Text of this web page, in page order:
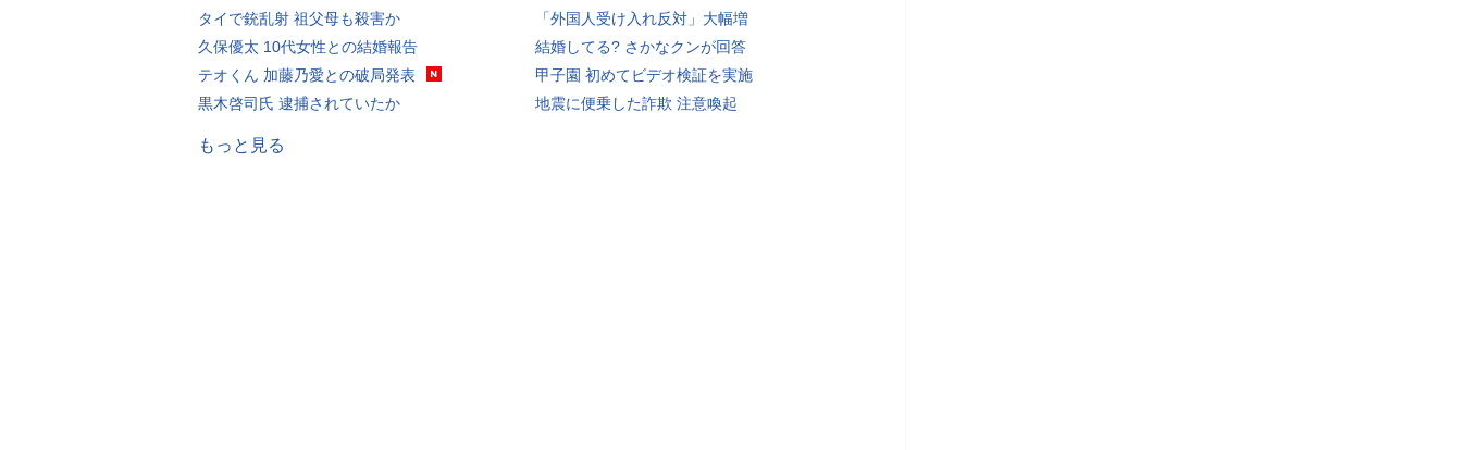
タイで銃乱射 祖父母も殺害か
久保優太 10代女性との結婚報告
テオくん 加藤乃愛との破局発表
黒木啓司氏 逮捕されていたか
「外国人受け入れ反対」大幅増
結婚してる? さかなクンが回答
甲子園 初めてビデオ検証を実施
地震に便乗した詐欺 注意喚起
もっと見る